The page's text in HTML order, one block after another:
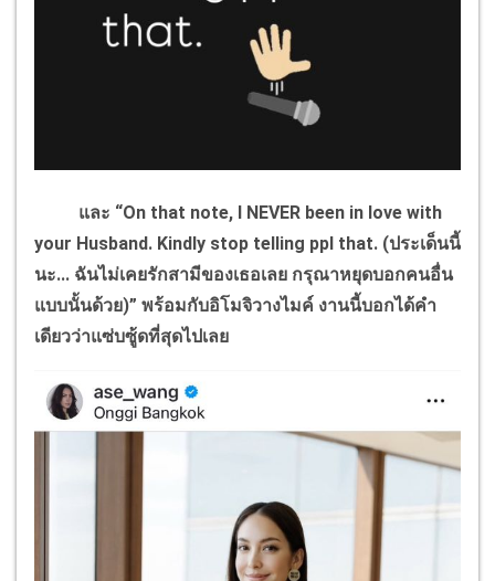
และ “On that note, I NEVER been in love with
your Husband. Kindly stop telling ppl that. (ประเด็นนี้
นะ... ฉันไม่เคยรักสามีของเธอเลย กรุณาหยุดบอกคนอื่น
แบบนั้นด้วย)” พร้อมกับอิโมจิวางไมค์ งานนี้บอกได้คำ
เดียวว่าแซ่บซู้ดที่สุดไปเลย